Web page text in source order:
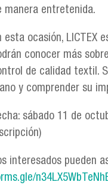
manera entretenida.
esta ocasión, LICTEX
conocer más
de calidad textil.
y comprender su
sábado 11 de
interesados pueden